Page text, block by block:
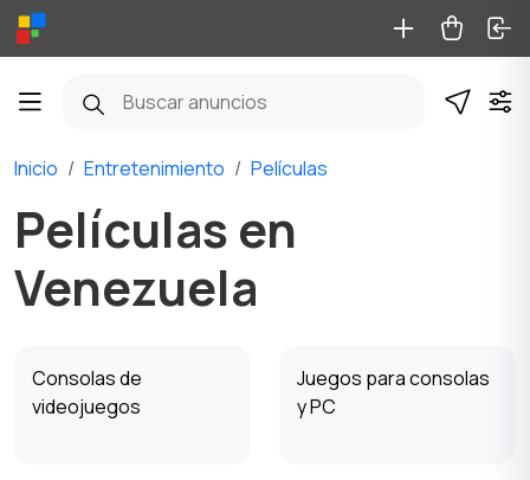
Inicio Entretenimiento Películas
Películas en
Venezuela
Consolas de
videojuegos
Juegos para consolas
y PC